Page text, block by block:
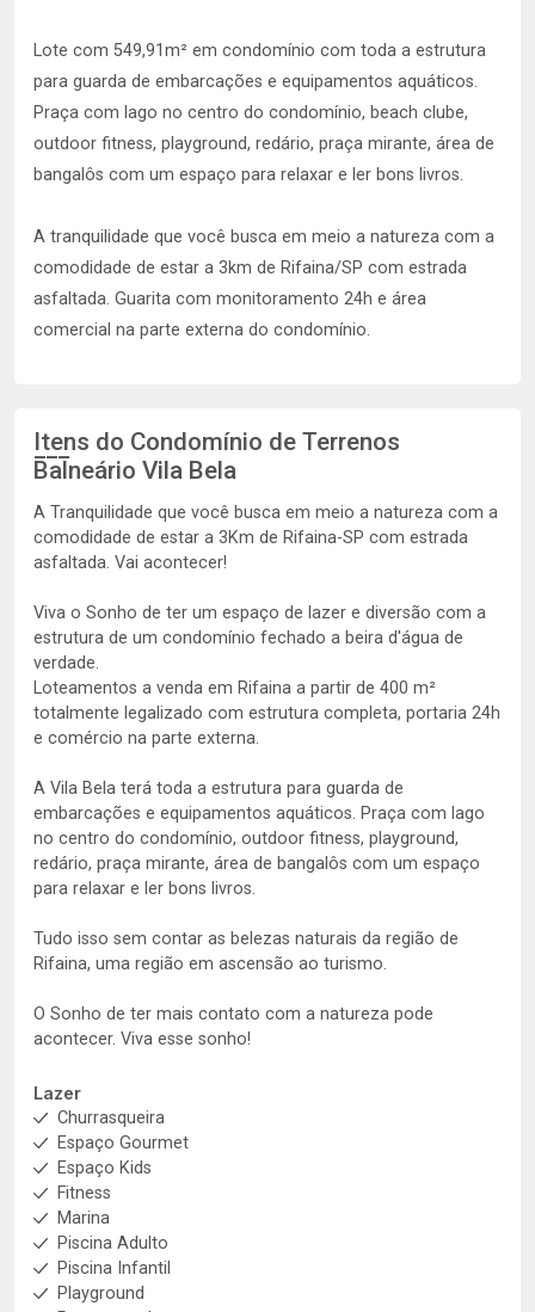
Lote com 549,91m² em condomínio com toda a estrutura
para guarda de embarcações e equipamentos aquáticos.
Praça com lago no centro do condomínio, beach clube,
outdoor fitness, playground, redário, praça mirante, área de
bangalôs com um espaço para relaxar e ler bons livros.
A tranquilidade que você busca em meio a natureza com a
comodidade de estar a 3km de Rifaina/SP com estrada
asfaltada. Guarita com monitoramento 24h e área
comercial na parte externa do condomínio.
Itens do Condomínio de Terrenos
Balneário Vila Bela
A Tranquilidade que você busca em meio a natureza com a
comodidade de estar a 3Km de Rifaina-SP com estrada
asfaltada. Vai acontecer!
Viva o Sonho de ter um espaço de lazer e diversão com a
estrutura de um condomínio fechado a beira d'água de
verdade.
Loteamentos a venda em Rifaina a partir de 400 m²
totalmente legalizado com estrutura completa, portaria 24h
e comércio na parte externa.
A Vila Bela terá toda a estrutura para guarda de
embarcações e equipamentos aquáticos. Praça com lago
no centro do condomínio, outdoor fitness, playground,
redário, praça mirante, área de bangalôs com um espaço
para relaxar e ler bons livros.
Tudo isso sem contar as belezas naturais da região de
Rifaina, uma região em ascensão ao turismo.
O Sonho de ter mais contato com a natureza pode
acontecer. Viva esse sonho!
Lazer
Churrasqueira
Espaço Gourmet
Espaço Kids
Fitness
Marina
Piscina Adulto
Piscina Infantil
Playground